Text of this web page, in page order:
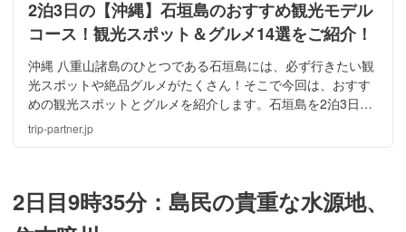
2泊3日の【沖縄】石垣島のおすすめ観光モデル
コース！観光スポット＆グルメ14選をご紹介！
沖縄 八重山諸島のひとつである石垣島には、必ず行きたい観
光スポットや絶品グルメがたくさん！そこで今回は、おすす
めの観光スポットとグルメを紹介します。石垣島を2泊3日で
満喫するモデルコースも紹介していますので短い日数で楽し
みたいという方や、沖縄や石垣島が初めてという方もぜひ参
trip-partner.jp
2日目9時35分：島民の貴重な水源地、